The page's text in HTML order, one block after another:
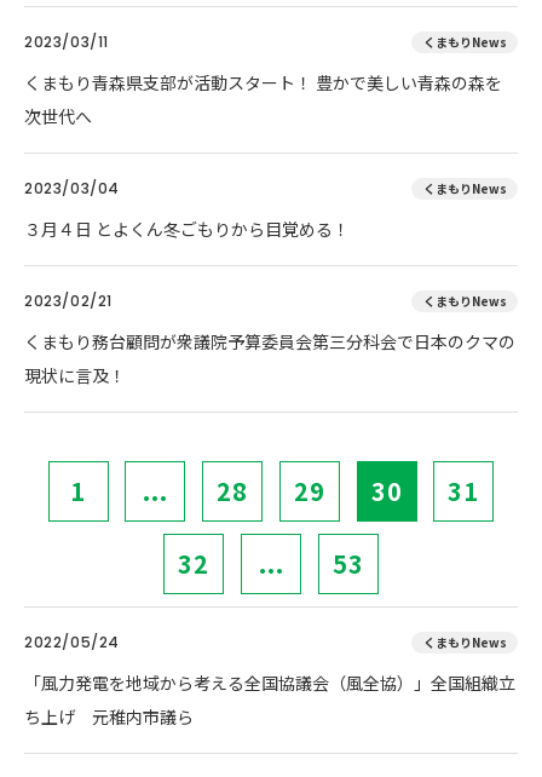
2023/03/11 くまもりNews
くまもり青森県支部が活動スタート！ 豊かで美しい青森の森を
次世代へ
2023/03/04 くまもりNews
３月４日 とよくん冬ごもりから目覚める！
2023/02/21 くまもりNews
くまもり務台顧問が衆議院予算委員会第三分科会で日本のクマの
現状に言及！
1 ... 28 29 30 31
32 ... 53
2022/05/24 くまもりNews
「風力発電を地域から考える全国協議会（風全協）」全国組織立
ち上げ 元稚内市議ら